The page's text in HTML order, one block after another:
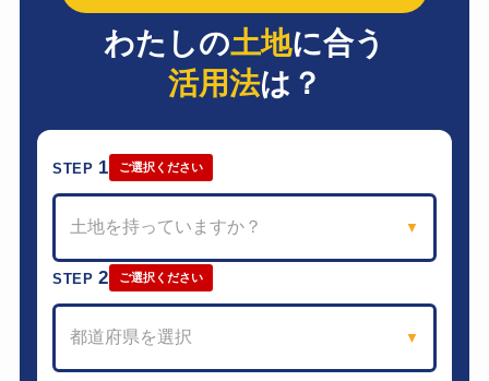
わたしの土地に合う
活用法は？
STEP 1 ご選択ください
土地を持っていますか？ ▼
STEP2 ご選択ください
都道府県を選択 ▼